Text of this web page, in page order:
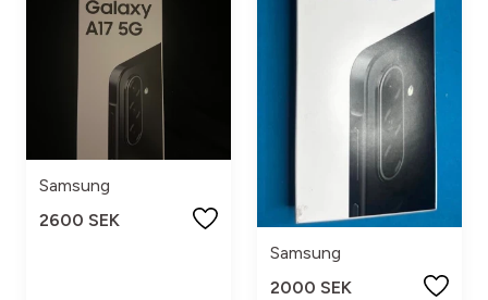
Samsung
2600 SEK
Samsung
2000 SEK